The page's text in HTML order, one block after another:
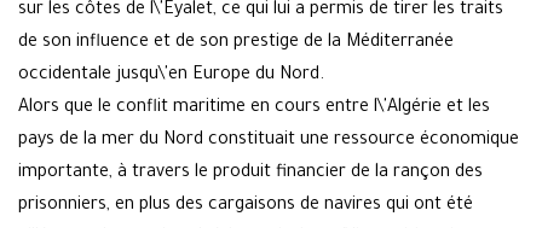
sur les côtes de l\'Eyalet, ce qui lui a permis de tirer les traits
de son influence et de son prestige de la Méditerranée
occidentale jusqu\'en Europe du Nord.
Alors que le conflit maritime en cours entre l\'Algérie et les
pays de la mer du Nord constituait une ressource économique
importante, à travers le produit financier de la rançon des
prisonniers, en plus des cargaisons de navires qui ont été